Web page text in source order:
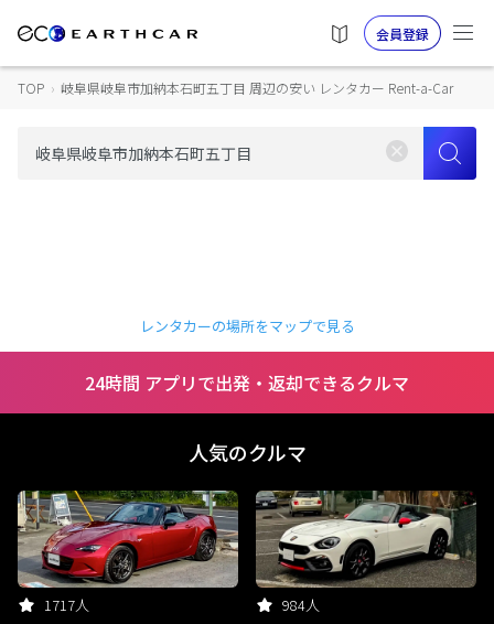
会員登録
TOP › 岐阜県岐阜市加納本石町五丁目 周辺の安い レンタカー Rent-a-Car
レンタカーの場所をマップで見る
24時間 アプリで出発・返却できるクルマ
人気のクルマ
1717人 984人